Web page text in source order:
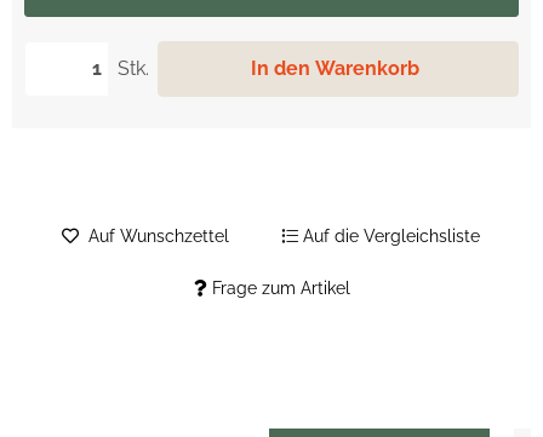
Stk. In den Warenkorb
Frage zum Artikel
Auf Wunschzettel Auf die Vergleichsliste